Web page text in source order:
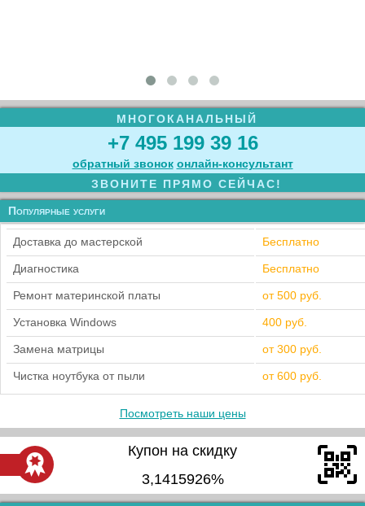
МНОГОКАНАЛЬНЫЙ
+7 495 199 39 16
обратный звонок онлайн‑консультант
ЗВОНИТЕ ПРЯМО СЕЙЧАС!
Популярные услуги
Доставка до мастерской Бесплатно
Диагностика Бесплатно
Ремонт материнской платы от 500 руб.
Установка Windows 400 руб.
Замена матрицы от 300 руб.
Чистка ноутбука от пыли от 600 руб.
Посмотреть наши цены
Купон на скидку
3,1415926%